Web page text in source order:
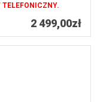
2 499,00zł